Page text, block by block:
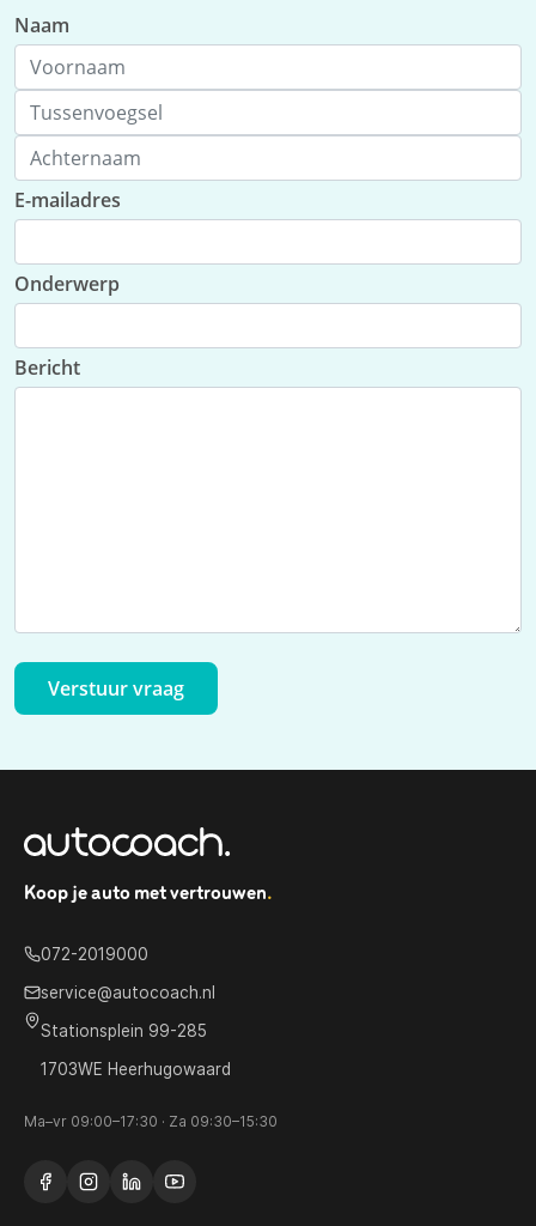
Naam
E-mailadres
Onderwerp
Bericht
Verstuur vraag
Koop je auto met vertrouwen.
072-2019000
service@autocoach.nl
Stationsplein 99-285
1703WE Heerhugowaard
Ma–vr 09:00–17:30 · Za 09:30–15:30